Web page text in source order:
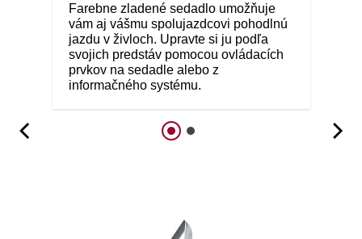
Farebne zladené sedadlo umožňuje
vám aj vášmu spolujazdcovi pohodlnú
jazdu v živloch. Upravte si ju podľa
svojich predstáv pomocou ovládacích
prvkov na sedadle alebo z
informačného systému.